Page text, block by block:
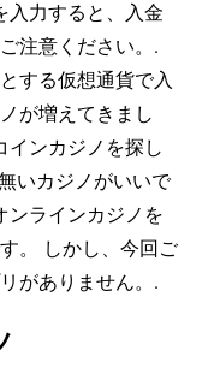
入力すると、入金
注意ください。.
する仮想通貨で入
が増えてきまし
インカジノを探し
いカジノがいいで
ンラインカジノを
。 しかし、今回ご
がありません。.